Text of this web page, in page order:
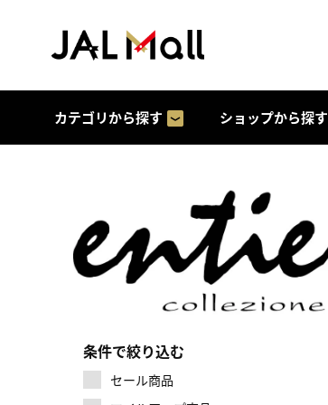
カテゴリから探す ショップから探す
条件で絞り込む
セール商品